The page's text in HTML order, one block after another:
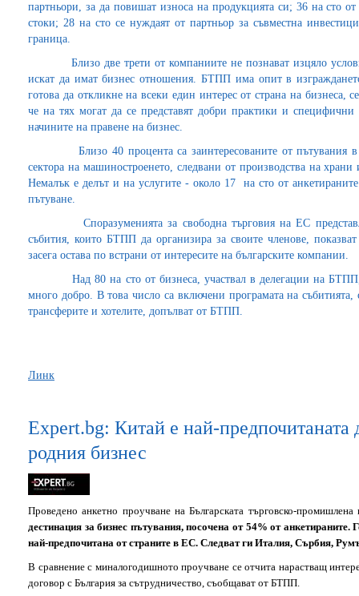
партньори, за да повишат износа на продукцията си; 36 на сто
стоки; 28 на сто се нуждаят от партньор за съвместна
граница.
Близо две трети от компаниите не познават изцяло
искат да имат бизнес отношения. БТПП има опит в
готова да откликне на всеки един интерес от страна на
че на тях могат да се представят добри практики и
начините на правене на бизнес.
Близо 40 процента са заинтересованите от пътувания в
сектора на машиностроенето, следвани от производства на
Немалък е делът и на услугите - около 17 на сто от
пътуване.
Споразуменията за свободна търговия на ЕС
събития, които БТПП да организира за своите членове,
засега остава по встрани от интересите на българските компании.
Над 80 на сто от бизнеса, участвал в делегации на БТПП,
много добро. В това число са включени програмата на
трансферите и хотелите, допълват от БТПП.
Линк
Expert.bg: Китай е най-предпочитаната
родния бизнес
Проведено анкетно проучване на Българската търговско-промишлена
дестинация за бизнес пътувания, посочена от 54% от анкетираните.
най-предпочитана от страните в ЕС. Следват ги Италия, Сърбия,
В сравнение с миналогодишното проучване се отчита нарастващ
договор с България за сътрудничество, съобщават от БТПП.